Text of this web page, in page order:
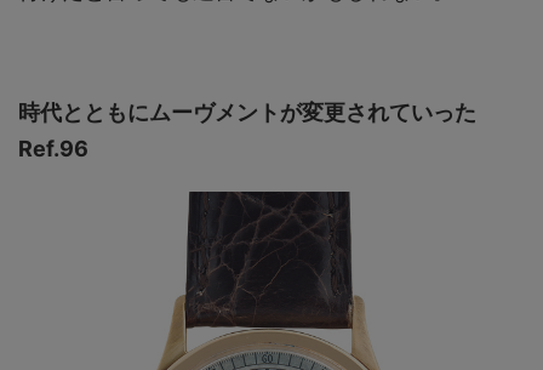
時代とともにムーヴメントが変更されていった
Ref.96